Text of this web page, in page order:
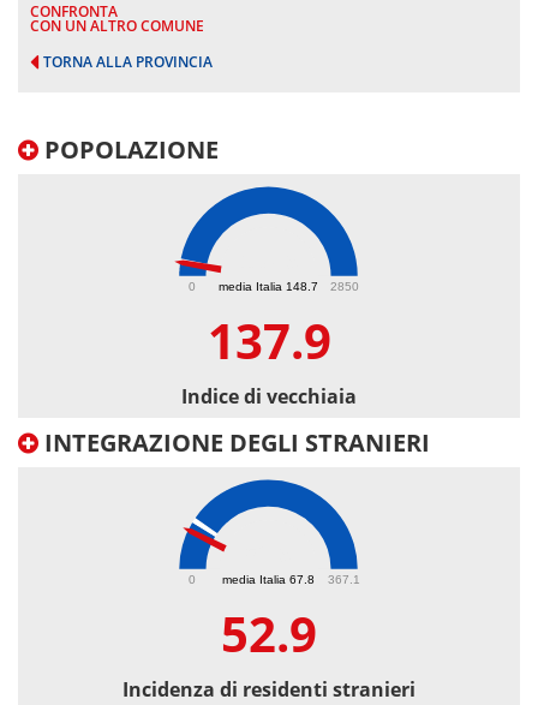
CONFRONTA
CON UN ALTRO COMUNE
TORNA ALLA PROVINCIA
POPOLAZIONE
media Italia 148.7
0 2850
137.9
Indice di vecchiaia
INTEGRAZIONE DEGLI STRANIERI
media Italia 67.8
0 367.1
52.9
Incidenza di residenti stranieri